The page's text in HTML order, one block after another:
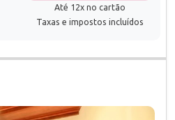
Até 12x no cartão
Taxas e impostos incluídos